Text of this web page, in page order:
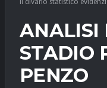
ANALISI
STADIO
PENZO